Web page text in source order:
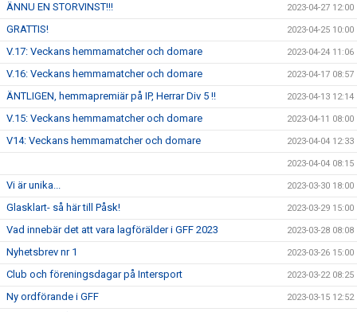
ÄNNU EN STORVINST!!! 2023-04-27 12:00
GRATTIS! 2023-04-25 10:00
V.17: Veckans hemmamatcher och domare 2023-04-24 11:06
V.16: Veckans hemmamatcher och domare 2023-04-17 08:57
ÄNTLIGEN, hemmapremiär på IP, Herrar Div 5 !! 2023-04-13 12:14
V.15: Veckans hemmamatcher och domare 2023-04-11 08:00
V14: Veckans hemmamatcher och domare 2023-04-04 12:33
2023-04-04 08:15
Vi är unika... 2023-03-30 18:00
Glasklart- så här till Påsk! 2023-03-29 15:00
Vad innebär det att vara lagförälder i GFF 2023 2023-03-28 08:08
Nyhetsbrev nr 1 2023-03-26 15:00
Club och föreningsdagar på Intersport 2023-03-22 08:25
Ny ordförande i GFF 2023-03-15 12:52